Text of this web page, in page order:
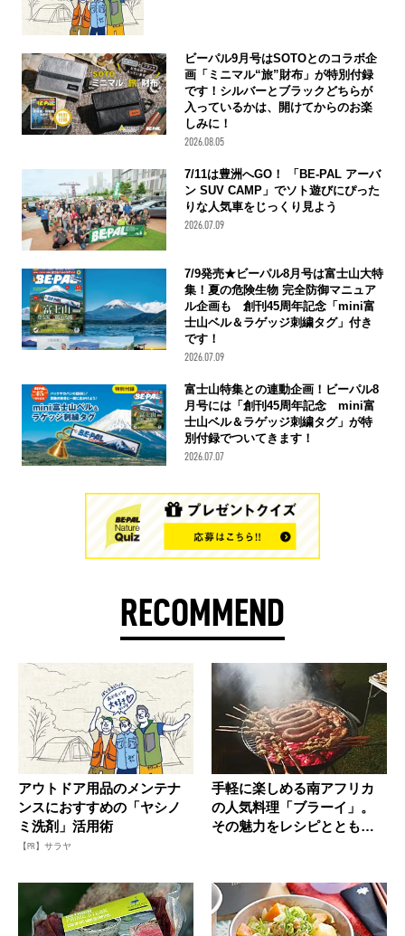
ビーパル9月号はSOTOとのコラボ企
画「ミニマル“旅”財布」が特別付録
です！シルバーとブラックどちらが
入っているかは、開けてからのお楽
しみに！
2026.08.05
7/11は豊洲へGO！ 「BE-PAL アーバ
ン SUV CAMP」でソト遊びにぴった
りな人気車をじっくり見よう
2026.07.09
7/9発売★ビーパル8月号は富士山大特
集！夏の危険生物 完全防御マニュア
ル企画も 創刊45周年記念「mini富
士山ベル＆ラゲッジ刺繍タグ」付き
です！
2026.07.09
富士山特集との連動企画！ビーパル8
月号には「創刊45周年記念 mini富
士山ベル＆ラゲッジ刺繍タグ」が特
別付録でついてきます！
2026.07.07
RECOMMEND
アウトドア用品のメンテナ
ンスにおすすめの「ヤシノ
ミ洗剤」活用術
【PR】サラヤ
手軽に楽しめる南アフリカ
の人気料理「ブラーイ」。
その魅力をレシピとともに